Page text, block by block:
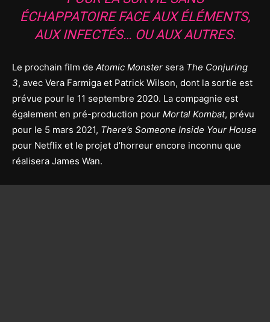
ÉCHAPPATOIRE FACE AUX ÉLÉMENTS,
AUX INFECTÉS… OU AUX AUTRES.
Le prochain film de Atomic Monster sera The Conjuring
3, avec Vera Farmiga et Patrick Wilson, dont la sortie est
prévue pour le 11 septembre 2020. La compagnie est
également en pré-production pour Mortal Kombat, prévu
pour le 5 mars 2021, There’s Someone Inside Your House
pour Netflix et le projet d’horreur encore inconnu que
réalisera James Wan.